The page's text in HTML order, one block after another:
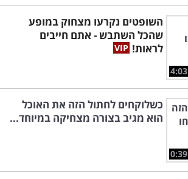
4:03
השופטים נקרעו מצחוק במופע
שהכל השתבש - אתם חייבים
לראות!
0:39
כשלוקחים לחתול הזה את האוכל
הוא מגיב בצורה מצחיקה במיוחד...